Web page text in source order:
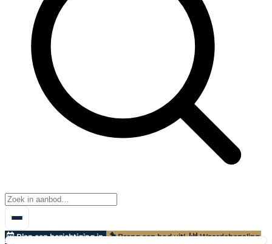
Plan een bezichtiging in Breng een bod uit!
Waardebepaling